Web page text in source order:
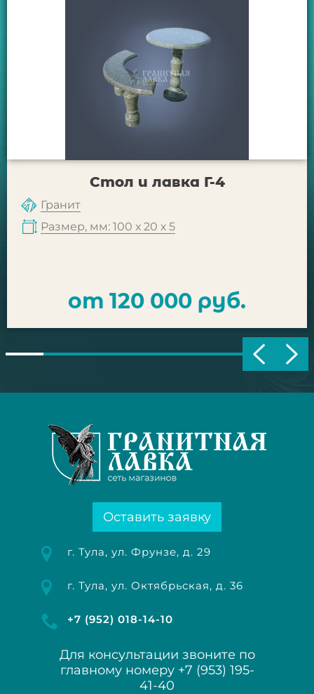
Стол и лавка Г-4
Гранит
Размер, мм: 100 х 20 х 5
от 120 000 руб.
Оставить заявку
г. Тула, ул. Фрунзе, д. 29
г. Тула, ул. Октябрьская, д. 36
+7 (952) 018-14-10
Для консультации звоните по
главному номеру +7 (953) 195-
41-40